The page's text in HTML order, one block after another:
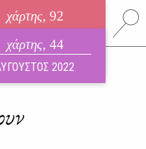
χάρτης, 92
περιοδικό
2026
χάρτης, 44
2022